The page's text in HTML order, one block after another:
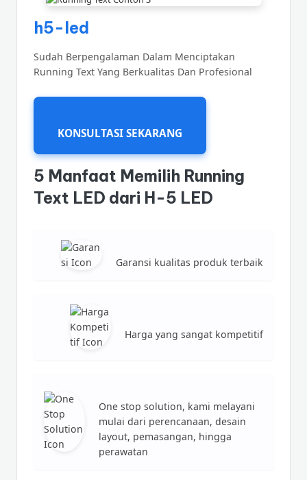
h5-led
Sudah Berpengalaman Dalam Menciptakan
Running Text Yang Berkualitas Dan Profesional
KONSULTASI SEKARANG
5 Manfaat Memilih Running
Text LED dari H-5 LED
Garansi kualitas produk terbaik
Harga yang sangat kompetitif
One stop solution, kami melayani
mulai dari perencanaan, desain
layout, pemasangan, hingga
perawatan